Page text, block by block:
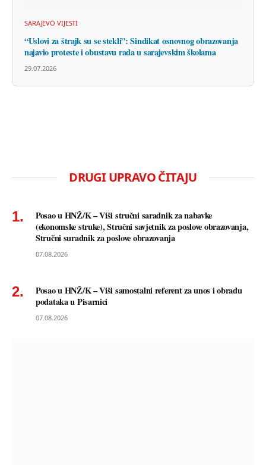
SARAJEVO VIJESTI
“Uslovi za štrajk su se stekli”: Sindikat osnovnog obrazovanja
najavio proteste i obustavu rada u sarajevskim školama
29.07.2026
DRUGI UPRAVO ČITAJU
Posao u HNŽ/K – Viši stručni saradnik za nabavke
(ekonomske struke), Stručni savjetnik za poslove obrazovanja,
Stručni suradnik za poslove obrazovanja
07.08.2026
Posao u HNŽ/K – Viši samostalni referent za unos i obradu
podataka u Pisarnici
07.08.2026